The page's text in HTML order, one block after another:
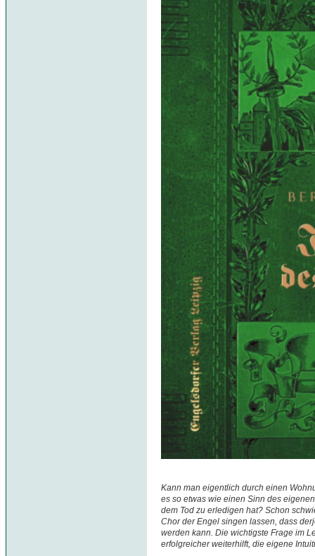
Kann man eigentlich durch einen
es so etwas wie einen Sinn des
dem Tod zu erledigen hat? Schon
Chor der Engel singen lassen, dass
werden kann. Die wichtigste Frage im
erfolgreicher weiterhilft, die eigene